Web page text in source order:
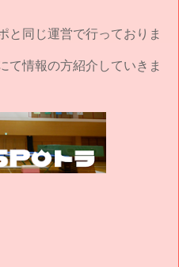
と同じ運営で行っておりま
て情報の方紹介していきま